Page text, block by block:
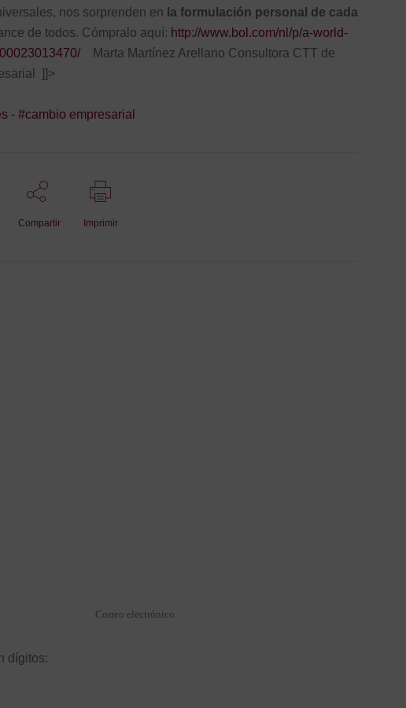
nos sorprenden en la formulación personal de cada
de todos. Cómpralo aquí: http://www.bol.com/nl/p/a-world-
Marta Martínez Arellano Consultora CTT de
]]>
- #cambio empresarial
Compartir Imprimir
dígitos: